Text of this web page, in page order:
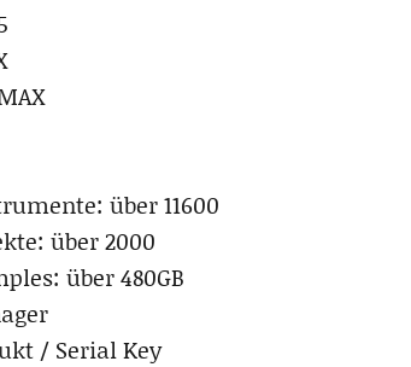
über 11600
über 2000
über 480GB
/ Serial Key